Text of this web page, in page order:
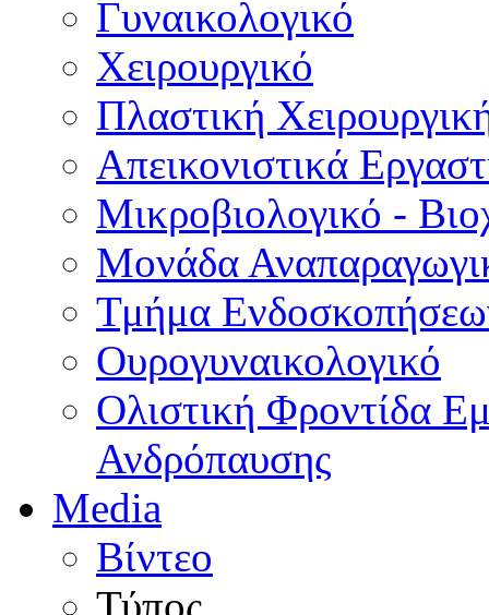
Γυναικολογικό
Χειρουργικό
Πλαστική
Απεικονιστικά
Μικροβιολογικό -
Μονάδα
Τμήμα
Ουρογυναικολογικό
Ολιστική Φροντίδα
Ανδρόπαυσης
Media
Βίντεο
Τύπος